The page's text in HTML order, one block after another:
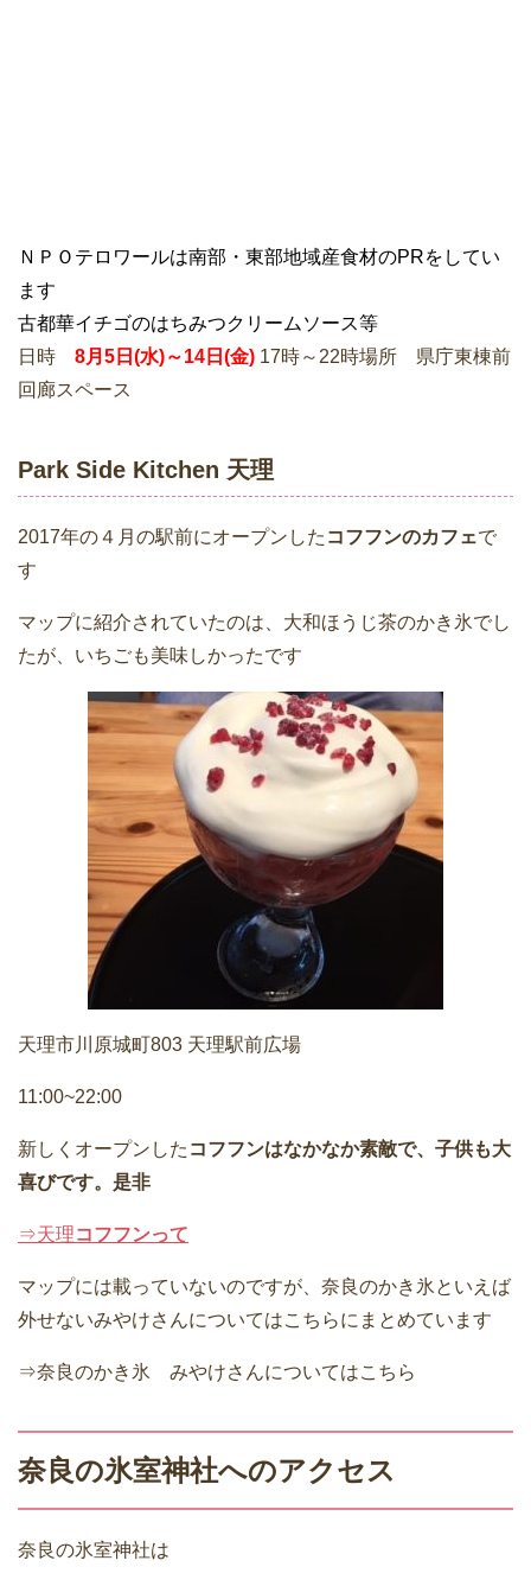
ＮＰＯテロワールは南部・東部地域産食材のPRをしてい
ます
古都華イチゴのはちみつクリームソース等
日時 8月5日(水)～14日(金) 17時～22時場所 県庁東棟前
回廊スペース
Park Side Kitchen 天理
2017年の４月の駅前にオープンした コフフンのカフェで
す
マップに紹介されていたのは、大和ほうじ茶のかき氷でし
たが、いちごも美味しかったです
天理市川原城町803 天理駅前広場
11:00~22:00
新しくオープンした コフフンはなかなか素敵で、子供も大
喜びです。是非
⇒天理コフフンって
マップには載っていないのですが、奈良のかき氷といえば
外せないみやけさんについてはこちらにまとめています
⇒奈良のかき氷 みやけさんについてはこちら
奈良の氷室神社へのアクセス
奈良の氷室神社は